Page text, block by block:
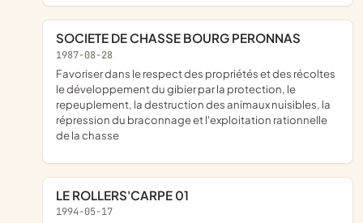
SOCIETE DE CHASSE BOURG PERONNAS
1987-08-28
favoriser dans le respect des propriétés et des récoltes
le développement du gibier par la protection, le
repeuplement, la destruction des animaux nuisibles, la
répression du braconnage et l'exploitation rationnelle
de la chasse
LE ROLLERS'CARPE 01
1994-05-17